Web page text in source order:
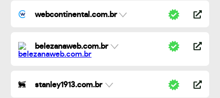
webcontinental.com.br
belezanaweb.com.br
stanley1913.com.br